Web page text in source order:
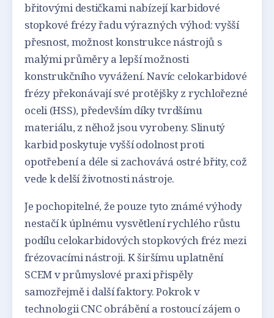
břitovými destičkami nabízejí karbidové
stopkové frézy řadu výrazných výhod: vyšší
přesnost, možnost konstrukce nástrojů s
malými průměry a lepší možnosti
konstrukčního vyvážení. Navíc celokarbidové
frézy překonávají své protějšky z rychlořezné
oceli (HSS), především díky tvrdšímu
materiálu, z něhož jsou vyrobeny. Slinutý
karbid poskytuje vyšší odolnost proti
opotřebení a déle si zachovává ostré břity, což
vede k delší životnosti nástroje.
Je pochopitelné, že pouze tyto známé výhody
nestačí k úplnému vysvětlení rychlého růstu
podílu celokarbidových stopkových fréz mezi
frézovacími nástroji. K širšímu uplatnění
SCEM v průmyslové praxi přispěly
samozřejmě i další faktory. Pokrok v
technologii CNC obrábění a rostoucí zájem o